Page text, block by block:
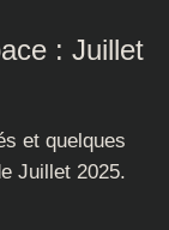
: Juillet
et quelques
Juillet 2025.